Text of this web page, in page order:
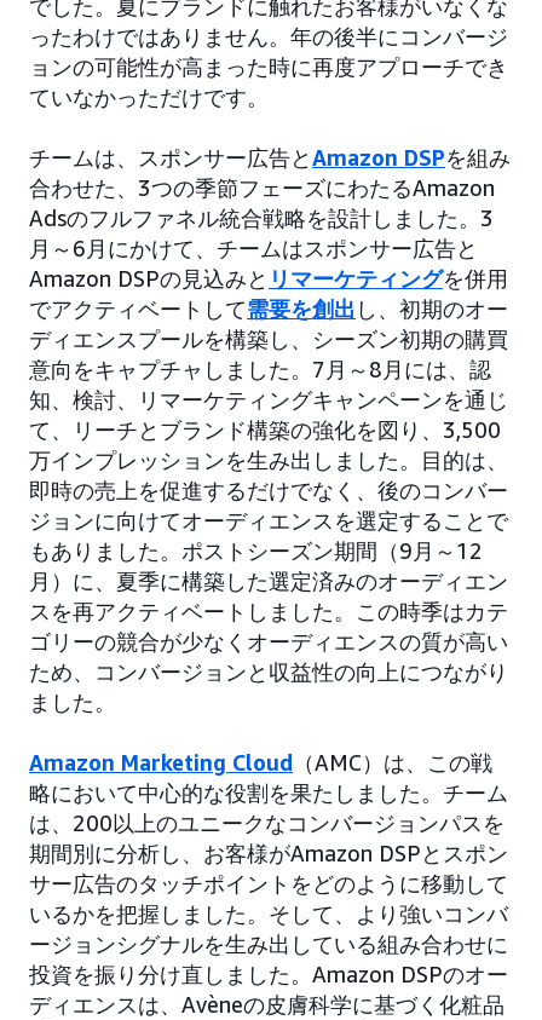
でした。夏にブランドに触れたお客様がいなくな
ったわけではありません。年の後半にコンバージ
ョンの可能性が高まった時に再度アプローチでき
ていなかっただけです。
チームは、スポンサー広告とAmazon DSPを組み
合わせた、3つの季節フェーズにわたるAmazon
Adsのフルファネル統合戦略を設計しました。3
月～6月にかけて、チームはスポンサー広告と
Amazon DSPの見込みと リマーケティングを併用
でアクティベートして需要を創出 し、初期のオー
ディエンスプールを構築し、シーズン初期の購買
意向をキャプチャしました。7月～8月には、認
知、検討、リマーケティングキャンペーンを通じ
て、リーチとブランド構築の強化を図り、3,500
万インプレッションを生み出しました。目的は、
即時の売上を促進するだけでなく、後のコンバー
ジョンに向けてオーディエンスを選定することで
もありました。ポストシーズン期間（9月～12
月）に、夏季に構築した選定済みのオーディエン
スを再アクティベートしました。この時季はカテ
ゴリーの競合が少なくオーディエンスの質が高い
ため、コンバージョンと収益性の向上につながり
ました。
Amazon Marketing Cloud （AMC）は、この戦
略において中心的な役割を果たしました。チーム
は、200以上のユニークなコンバージョンパスを
期間別に分析し、お客様がAmazon DSPとスポン
サー広告のタッチポイントをどのように移動して
いるかを把握しました。そして、より強いコンバ
ージョンシグナルを生み出している組み合わせに
投資を振り分け直しました。Amazon DSPのオー
ディエンスは、Avèneの皮膚科学に基づく化粧品